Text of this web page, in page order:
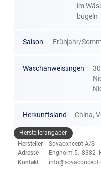
im
bügeln
Saison Frühjahr/
Waschanweisungen
Herkunftsland China,
Herstellerangaben
Hersteller
Soyaconcept A/S
Adresse
Engholm 5, 8382
Kontakt